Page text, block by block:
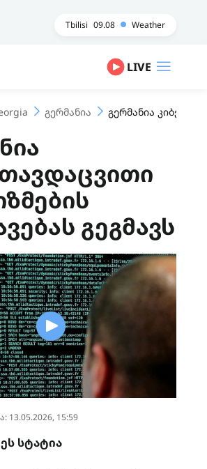
Tbilisi 09.08 Weather
LIVE
გერმანია გერმანია
გეგმავს
13.05.2026, 15:59
ᲡᲢᲐᲢᲘᲐ